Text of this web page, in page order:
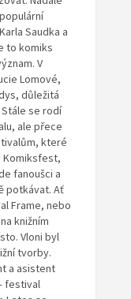
Saudka a
to komiks
V
Lomové,
důležitá
se rodí
ale přece
které
Komiksfest,
fanoušci a
potkávat. Ať
Frame, nebo
knižním
Vloni byl
tvorby.
a asistent
festival